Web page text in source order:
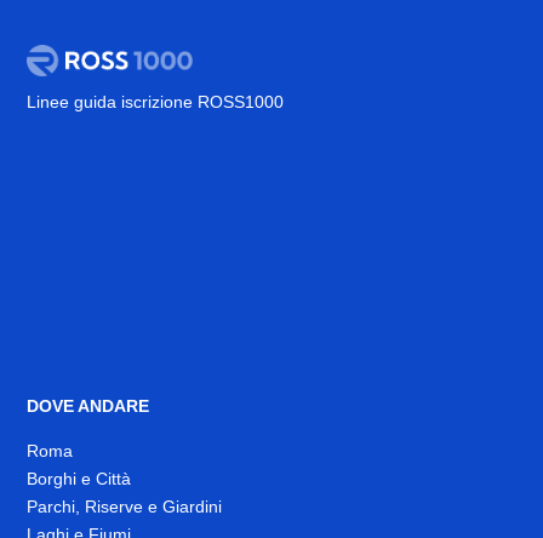
Linee guida iscrizione ROSS1000
DOVE ANDARE
Roma
Borghi e Città
Parchi, Riserve e Giardini